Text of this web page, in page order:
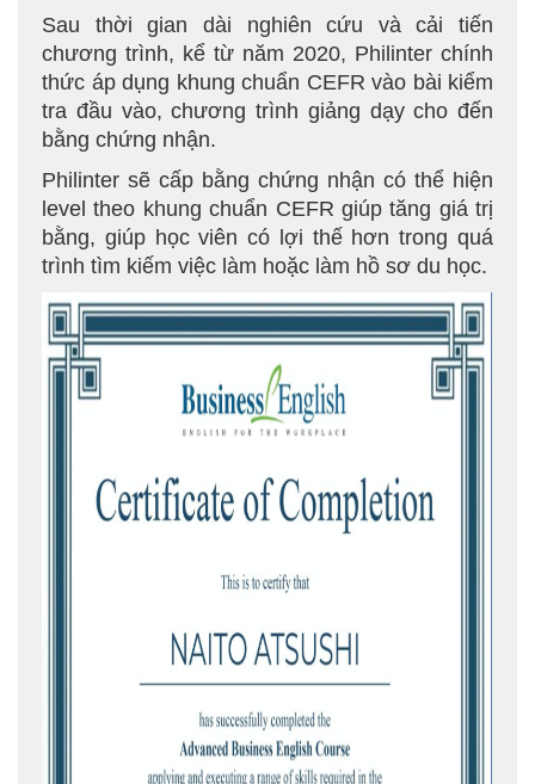
Sau thời gian dài nghiên cứu và cải tiến
chương trình, kể từ năm 2020, Philinter chính
thức áp dụng khung chuẩn CEFR vào bài kiểm
tra đầu vào, chương trình giảng dạy cho đến
bằng chứng nhận.
Philinter sẽ cấp bằng chứng nhận có thể hiện
level theo khung chuẩn CEFR giúp tăng giá trị
bằng, giúp học viên có lợi thế hơn trong quá
trình tìm kiếm việc làm hoặc làm hồ sơ du học.